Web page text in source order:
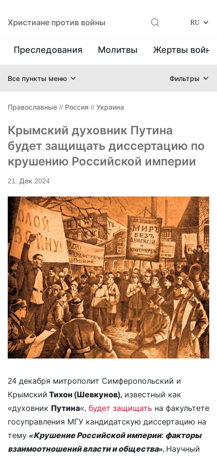
Христиане против войны RU
Преследования Молитвы Жертвы
Все пункты меню Фильтры
Православные // Россия // Украина
Крымский духовник Путина
будет защищать диссертацию по
крушению Российской империи
21. Дек 2024
24 декабря митрополит Симферопольский и
Крымский Тихон (Шевкунов), известный как
«духовник Путина«, будет защищать на факультете
госуправления МГУ кандидатскую диссертацию на
тему «Крушение Российской империи: факторы
взаимоотношений власти и общества». Научный